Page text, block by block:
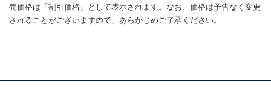
売価格は「割引価格」として表示されます。なお、価格は予告なく変更
されることがございますので、あらかじめご了承ください。